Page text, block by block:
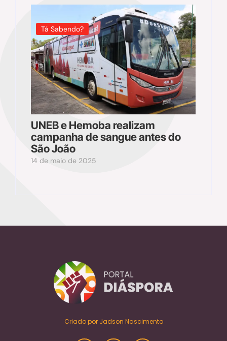
Tá Sabendo?
UNEB e Hemoba realizam
campanha de sangue antes do
São João
14 de maio de 2025
Criado por Jadson Nascimento